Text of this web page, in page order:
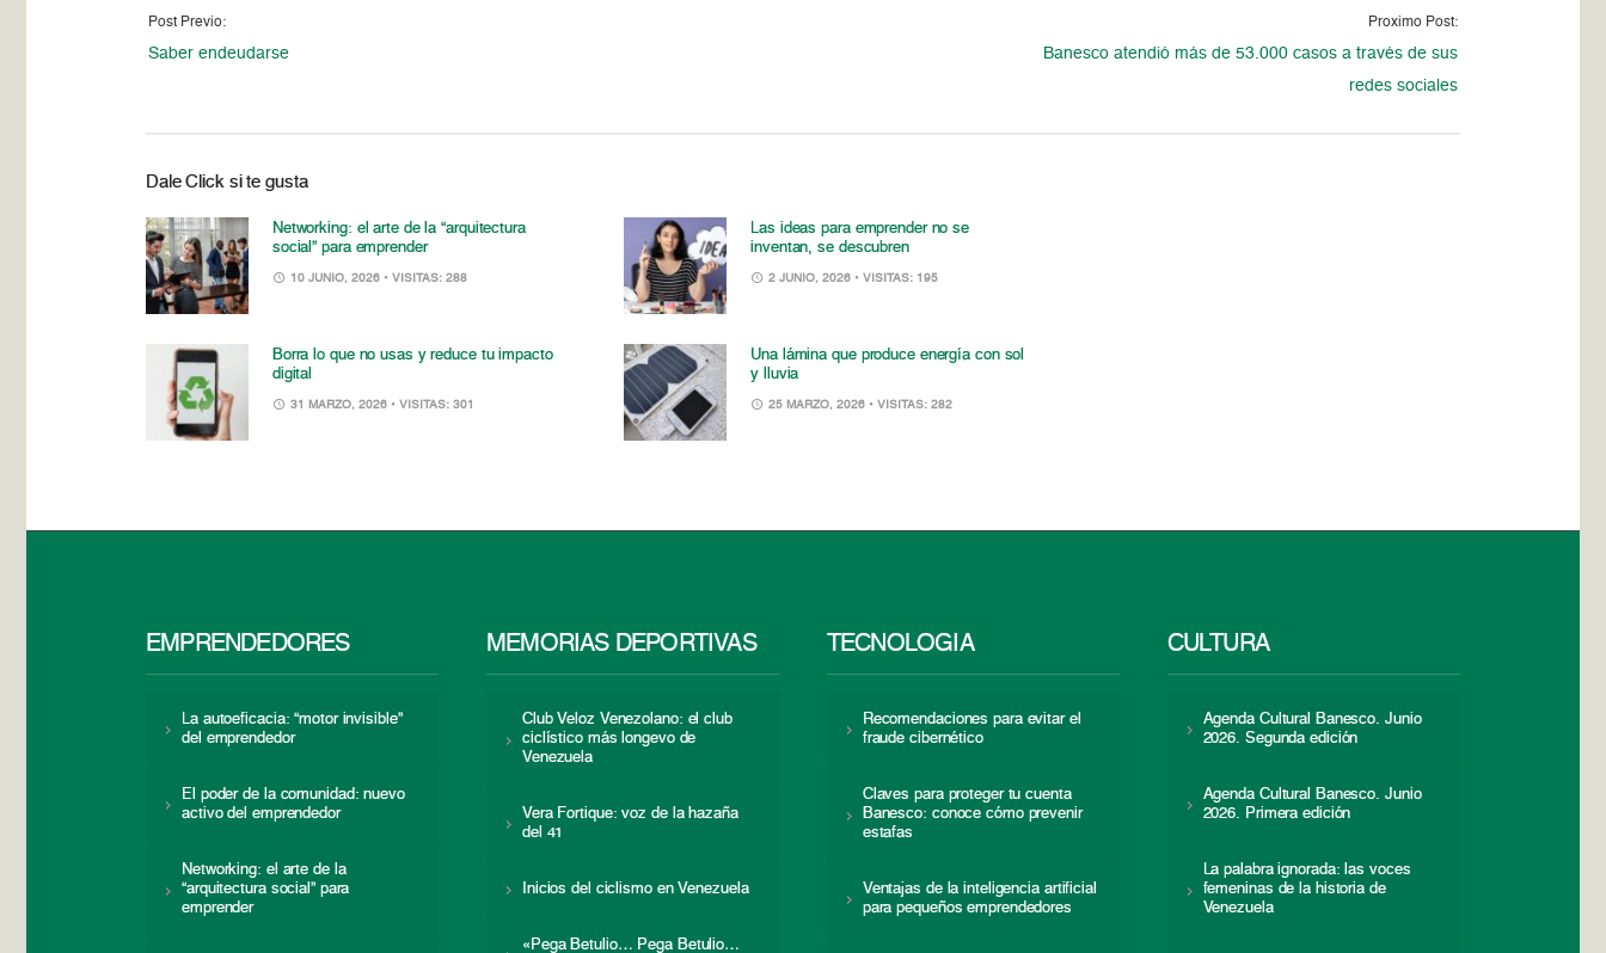
Post Previo:
Saber endeudarse
Proximo Post:
Banesco atendió más de 53.000 casos a través de sus
redes sociales
Dale Click si te gusta
Networking: el arte de la “arquitectura
social” para emprender
10 JUNIO, 2026 • VISITAS: 288
Las ideas para emprender no se
inventan, se descubren
2 JUNIO, 2026 • VISITAS: 195
Borra lo que no usas y reduce tu impacto
digital
31 MARZO, 2026 • VISITAS: 301
Una lámina que produce energía con sol
y lluvia
25 MARZO, 2026 • VISITAS: 282
EMPRENDEDORES
La autoeficacia: “motor invisible”
del emprendedor
El poder de la comunidad: nuevo
activo del emprendedor
Networking: el arte de la
“arquitectura social” para
emprender
MEMORIAS DEPORTIVAS
Club Veloz Venezolano: el club
ciclístico más longevo de
Venezuela
Vera Fortique: voz de la hazaña
del 41
Inicios del ciclismo en Venezuela
«Pega Betulio… Pega Betulio…
TECNOLOGÍA
Recomendaciones para evitar el
fraude cibernético
Claves para proteger tu cuenta
Banesco: conoce cómo prevenir
estafas
Ventajas de la inteligencia artificial
para pequeños emprendedores
CULTURA
Agenda Cultural Banesco. Junio
2026. Segunda edición
Agenda Cultural Banesco. Junio
2026. Primera edición
La palabra ignorada: las voces
femeninas de la historia de
Venezuela